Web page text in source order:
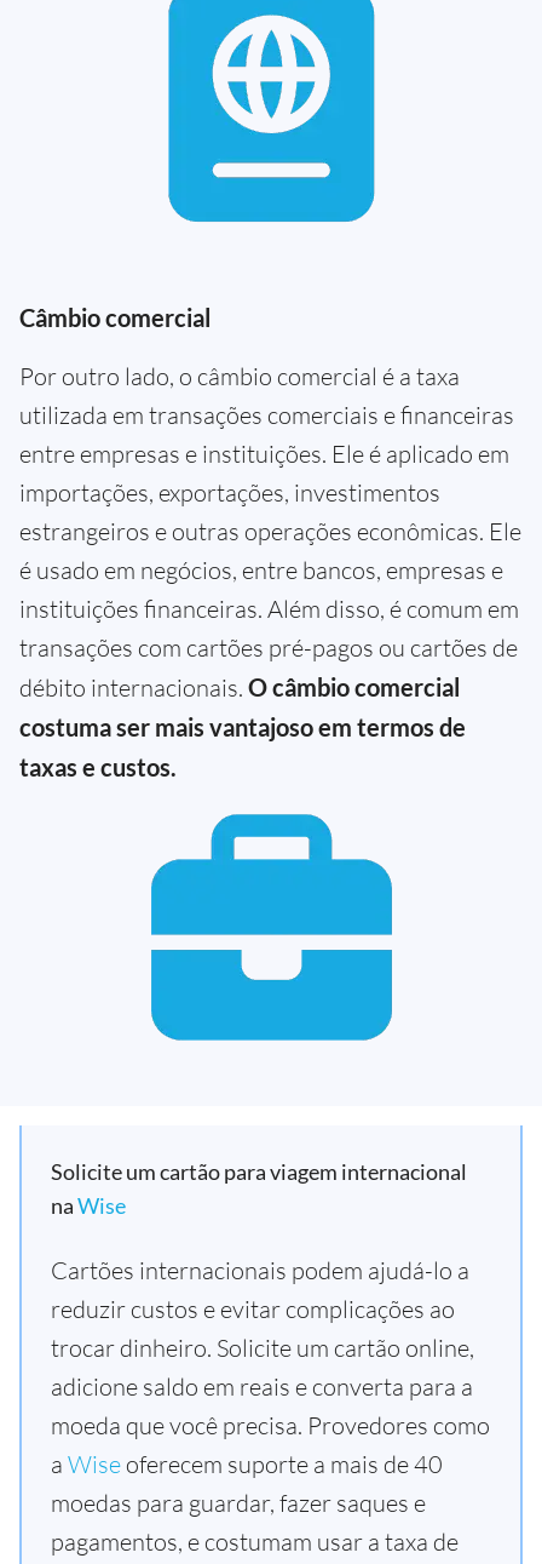
Câmbio comercial
Por outro lado, o câmbio comercial é a taxa
utilizada em transações comerciais e financeiras
entre empresas e instituições. Ele é aplicado em
importações, exportações, investimentos
estrangeiros e outras operações econômicas. Ele
é usado em negócios, entre bancos, empresas e
instituições financeiras. Além disso, é comum em
transações com cartões pré-pagos ou cartões de
débito internacionais. O câmbio comercial
costuma ser mais vantajoso em termos de
taxas e custos.
Solicite um cartão para viagem internacional
naWise
Cartões internacionais podem ajudá-lo a
reduzir custos e evitar complicações ao
trocar dinheiro. Solicite um cartão online,
adicione saldo em reais e converta para a
moeda que você precisa. Provedores como
a Wise oferecem suporte a mais de 40
moedas para guardar, fazer saques e
pagamentos, e costumam usar a taxa de